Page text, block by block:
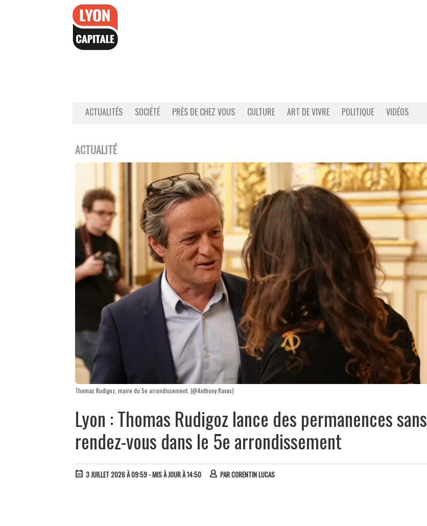
ACTUALITÉS SOCIÉTÉ PRÈS DE CHEZ VOUS CULTURE ART DE VIVRE POLITIQUE VIDÉOS
ACTUALITÉ
Thomas Rudigoz, maire du 5e arrondissement. (@Anthony Ravas)
Lyon : Thomas Rudigoz lance des permanences sans
rendez-vous dans le 5e arrondissement
3 JUILLET 2026 À 09:59 - MIS À JOUR À 14:50 PARCORENTIN LUCAS